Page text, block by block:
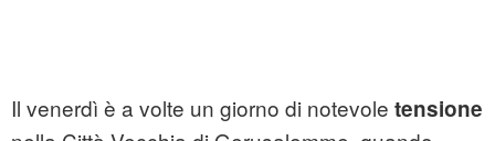
Il venerdì è a volte un giorno di notevole tensione